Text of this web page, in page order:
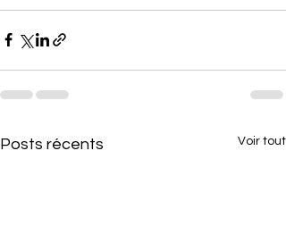
Posts récents Voir tout